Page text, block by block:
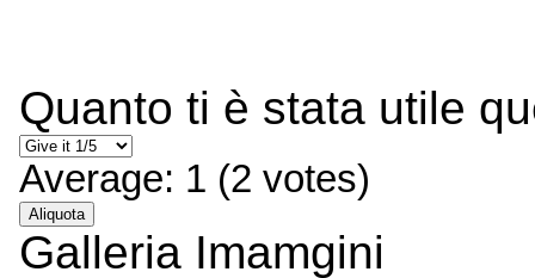
Quanto ti è stata utile
Average: 1 (2 votes)
Aliquota
Galleria Imamgini